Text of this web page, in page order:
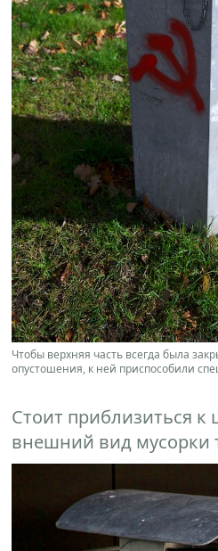
Чтобы верхняя часть всегда была
опустошения, к ней приспособили
Стоит приблизиться к
внешний вид мусорки